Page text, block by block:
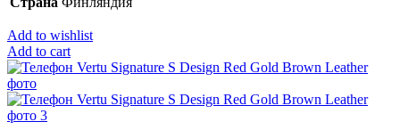
Add to wishlist
Add to cart